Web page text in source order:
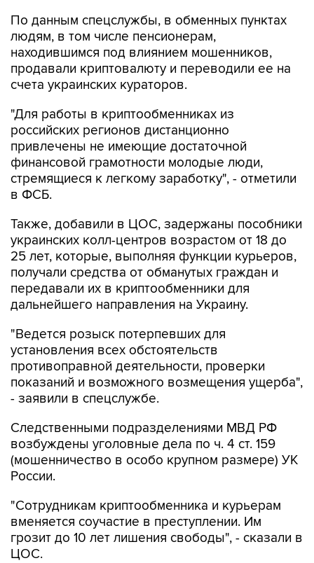
По данным спецслужбы, в обменных пунктах
людям, в том числе пенсионерам,
находившимся под влиянием мошенников,
продавали криптовалюту и переводили ее на
счета украинских кураторов.
"Для работы в криптообменниках из
российских регионов дистанционно
привлечены не имеющие достаточной
финансовой грамотности молодые люди,
стремящиеся к легкому заработку", - отметили
в ФСБ.
Также, добавили в ЦОС, задержаны пособники
украинских колл-центров возрастом от 18 до
25 лет, которые, выполняя функции курьеров,
получали средства от обманутых граждан и
передавали их в криптообменники для
дальнейшего направления на Украину.
"Ведется розыск потерпевших для
установления всех обстоятельств
противоправной деятельности, проверки
показаний и возможного возмещения ущерба",
- заявили в спецслужбе.
Следственными подразделениями МВД РФ
возбуждены уголовные дела по ч. 4 ст. 159
(мошенничество в особо крупном размере) УК
России.
"Сотрудникам криптообменника и курьерам
вменяется соучастие в преступлении. Им
грозит до 10 лет лишения свободы", - сказали в
ЦОС.